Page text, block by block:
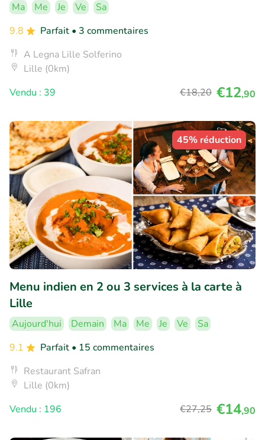
Ma Me Je Ve
Sa
9.8
Parfait • 3 commentaires
A Legna Lille Solferino
Lille (0km)
Vendu : 39
€18,20 €12,90
45% réduction
Menu indien en 2 ou 3 services à la carte à
Lille
Aujourd'hui Demain Ma Me Je Ve
Sa
9.1
Parfait • 15 commentaires
Restaurant Safran
Lille (0km)
Vendu : 196
€27,25 €14,90